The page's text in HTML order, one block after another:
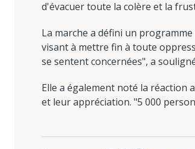
d'évacuer toute la colère et la
La marche a défini un
visant à mettre fin à toute
se sentent concernées", a
Elle a également noté la réaction
et leur appréciation. "5 000